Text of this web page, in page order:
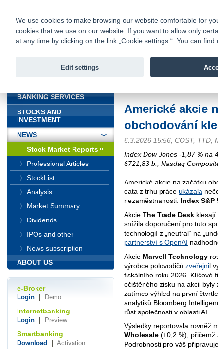
Fio bank
Fio banka
Americké akcie
obchodování
6.3.2026 15:56, COST, TTD,
Index Dow Jones -1,87 % na
6721,83 b., Nasdaq
Americké akcie na začátku
data z trhu práce ukázala
nezaměstnanosti. Index S&P
Akcie The Trade Desk klesají
snížila doporučení pro tuto
technologií z „neutral“ na
partnerství s OpenAI
Akcie Marvell Technology
výrobce polovodičů zveřejnil
fiskálního roku 2026. Klíčové
očištěného zisku na akcii
zatímco výhled na první
analytiků Bloomberg
růst společnosti v oblasti AI.
Výsledky reportovala rovněž
Wholesale (+0,2 %), přičemž
Podrobnosti pro váš
BANKING SERVICES
STOCKS AND
INVESTMENT
NEWS
Stock Market Reports
Professional Articles
StockList
Analysis
Market Summary
Dividends
IPOs and other
News subscription
ABOUT US
e-Broker
Login Demo
Internetbanking
Login Preview
Smartbanking
Download Activation
We use cookies to make browsing our website comfortable for
cookies that we use on our website. If you want to allow only
at any time by clicking on the link „Cookie settings “. You can
Edit settings